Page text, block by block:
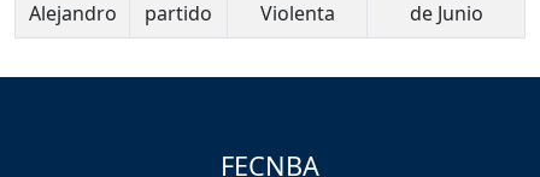
Alejandro
partido
Violenta
de Junio
FECNBA